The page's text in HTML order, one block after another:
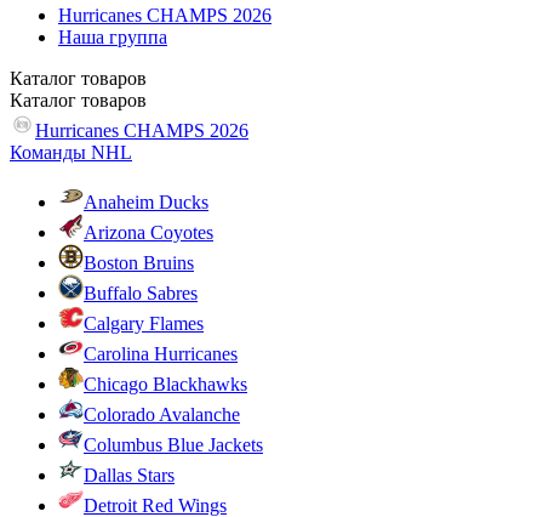
Hurricanes CHAMPS 2026
Наша группа
Каталог товаров
Каталог товаров
Hurricanes CHAMPS 2026
Команды NHL
Anaheim Ducks
Arizona Coyotes
Boston Bruins
Buffalo Sabres
Calgary Flames
Carolina Hurricanes
Chicago Blackhawks
Colorado Avalanche
Columbus Blue Jackets
Dallas Stars
Detroit Red Wings